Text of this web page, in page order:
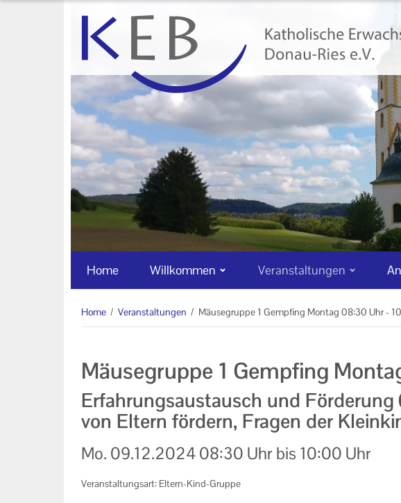
Home Willkommen Veranstaltungen
Home / Veranstaltungen / Mäusegruppe 1 Gempfing Montag 08:30 Uhr -
Mäusegruppe 1 Gempfing
Erfahrungsaustausch und
von Eltern fördern, Fragen der
Mo. 09.12.202408:30 Uhr bis 10:00 Uhr
Veranstaltungsart: Eltern-Kind-Gruppe
Veranstaltungen
Online-Veranstaltungen
Zentrale Veranstaltungen
Eltern-Kind-Gruppen
Alle Veranstaltungen
Datenschutzerklärung